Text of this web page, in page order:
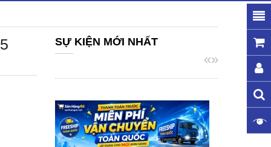
SỰ KIỆN MỚI NHẤT
«»